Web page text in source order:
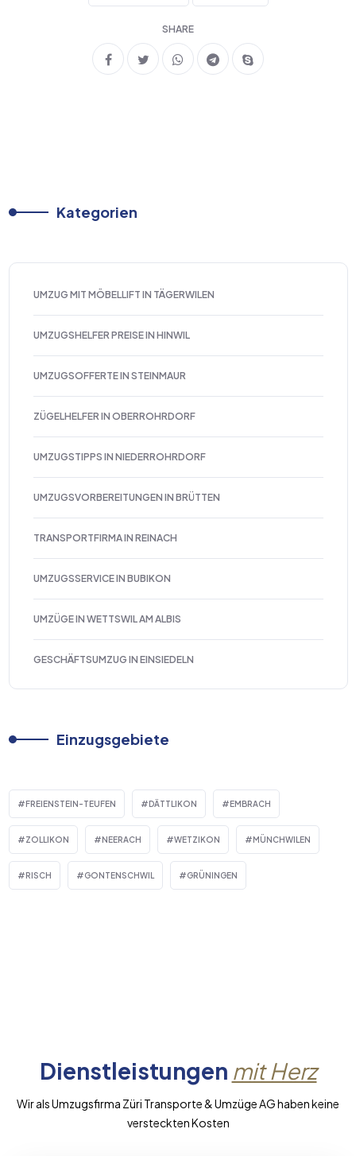
SHARE
Kategorien
UMZUG MIT MÖBELLIFT IN TÄGERWILEN
UMZUGSHELFER PREISE IN HINWIL
UMZUGSOFFERTE IN STEINMAUR
ZÜGELHELFER IN OBERROHRDORF
UMZUGSTIPPS IN NIEDERROHRDORF
UMZUGSVORBEREITUNGEN IN BRÜTTEN
TRANSPORTFIRMA IN REINACH
UMZUGSSERVICE IN BUBIKON
UMZÜGE IN WETTSWIL AM ALBIS
GESCHÄFTSUMZUG IN EINSIEDELN
Einzugsgebiete
FREIENSTEIN-TEUFEN DÄTTLIKON EMBRACH
ZOLLIKON NEERACH WETZIKON MÜNCHWILEN
RISCH GONTENSCHWIL GRÜNINGEN
Dienstleistungen mit Herz
Wir als Umzugsfirma Züri Transporte & Umzüge AG haben keine
versteckten Kosten